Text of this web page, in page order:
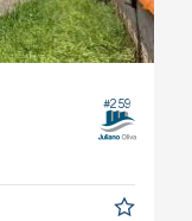
#259